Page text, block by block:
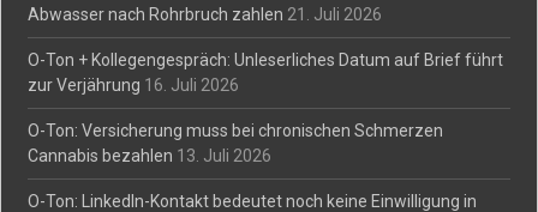
Abwasser nach Rohrbruch zahlen 21. Juli 2026
O-Ton + Kollegengespräch: Unleserliches Datum auf Brief führt
zur Verjährung 16. Juli 2026
O-Ton: Versicherung muss bei chronischen Schmerzen
Cannabis bezahlen 13. Juli 2026
O-Ton: LinkedIn-Kontakt bedeutet noch keine Einwilligung in